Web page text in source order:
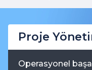
Proje
Operasyonel